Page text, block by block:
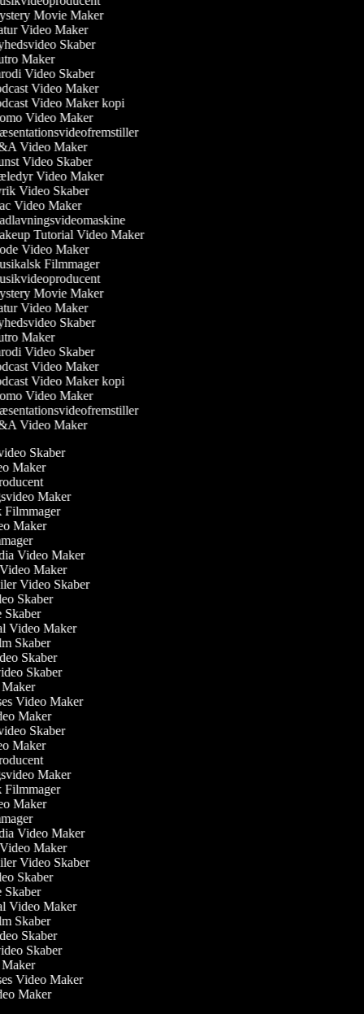
Movie Maker
Video Maker
Skaber
Maker
Video Skaber
Video Maker
Video Maker kopi
Video Maker
Video Maker
Video Skaber
Video Maker
Video Skaber
Video Maker
Tutorial Video Maker
Video Maker
Filmmager
Movie Maker
Video Maker
Skaber
Maker
Video Skaber
Video Maker
Video Maker kopi
Video Maker
Video Maker
Skaber
Maker
Maker
Filmmager
Maker
Video Maker
Video Maker
Video Skaber
Skaber
Skaber
Video Maker
Skaber
Skaber
Skaber
Maker
Video Maker
Maker
Skaber
Maker
Maker
Filmmager
Maker
Video Maker
Video Maker
Video Skaber
Skaber
Skaber
Video Maker
Skaber
Skaber
Skaber
Maker
Video Maker
Maker